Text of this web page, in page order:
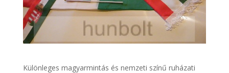
Különleges magyarmintás és nemzeti színű ruházati